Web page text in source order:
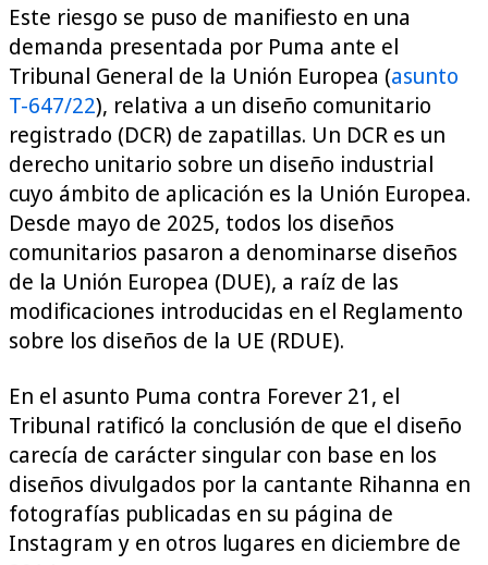
Este riesgo se puso de manifiesto en una
demanda presentada por Puma ante el
Tribunal General de la Unión Europea (asunto
T-647/22), relativa a un diseño comunitario
registrado (DCR) de zapatillas. Un DCR es un
derecho unitario sobre un diseño industrial
cuyo ámbito de aplicación es la Unión Europea.
Desde mayo de 2025, todos los diseños
comunitarios pasaron a denominarse diseños
de la Unión Europea (DUE), a raíz de las
modificaciones introducidas en el Reglamento
sobre los diseños de la UE (RDUE).
En el asunto Puma contra Forever 21, el
Tribunal ratificó la conclusión de que el diseño
carecía de carácter singular con base en los
diseños divulgados por la cantante Rihanna en
fotografías publicadas en su página de
Instagram y en otros lugares en diciembre de